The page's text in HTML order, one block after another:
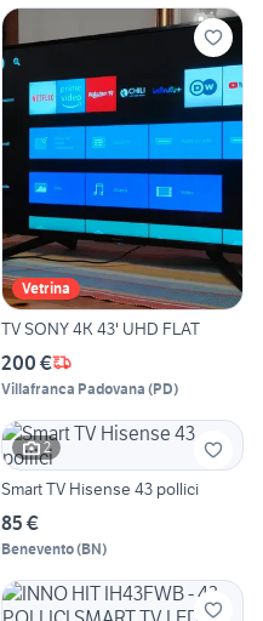
Vetrina
TV SONY 4K 43' UHD FLAT
200 €
Villafranca Padovana (PD)
2
Smart TV Hisense 43 pollici
85 €
Benevento(BN)